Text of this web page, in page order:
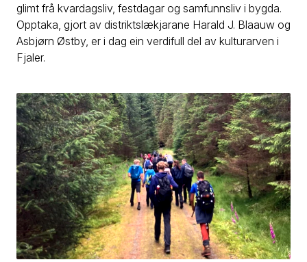
glimt frå kvardagsliv, festdagar og samfunnsliv i bygda.
Opptaka, gjort av distriktslækjarane Harald J. Blaauw og
Asbjørn Østby, er i dag ein verdifull del av kulturarven i
Fjaler.